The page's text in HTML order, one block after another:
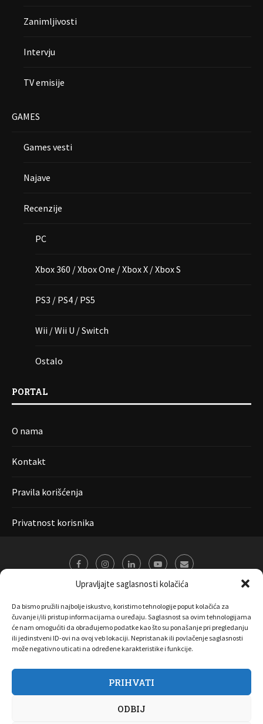
Upravljajte saglasnosti kolačića
Da bismo pružili najbolje iskustvo, koristimo tehnologije poput kolačića za
čuvanje i/ili pristup informacijama o uređaju. Saglasnost sa ovim tehnologijama
će nam omogućiti da obrađujemo podatke kao što su ponašanje pri pregledanju
ili jedinstveni ID-ovi na ovoj veb lokaciji. Nepristanak ili povlačenje saglasnosti
može negativno uticati na određene karakteristike i funkcije.
PRIHVATI
ODBIJ
Zanimljivosti
Intervju
TV emisije
GAMES
Games vesti
Najave
Recenzije
PC
Xbox 360 / Xbox One / Xbox X / Xbox S
PS3 / PS4 / PS5
Wii / Wii U / Switch
Ostalo
PORTAL
O nama
Kontakt
Pravila korišćenja
Privatnost korisnika
O nama Marketing Kontakt FAQ
Privatnost korisnika
Pravila korišćenja